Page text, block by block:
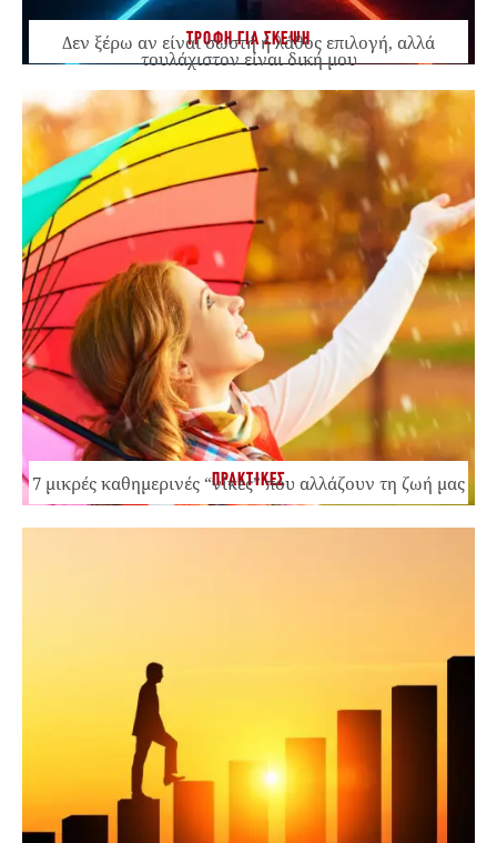
ΤΡΟΦΗ ΓΙΑ ΣΚΕΨΗ
Δεν ξέρω αν είναι σωστή ή λάθος επιλογή, αλλά
τουλάχιστον είναι δική μου
ΠΡΑΚΤΙΚΕΣ
7 μικρές καθημερινές “νίκες” που αλλάζουν τη ζωή μας